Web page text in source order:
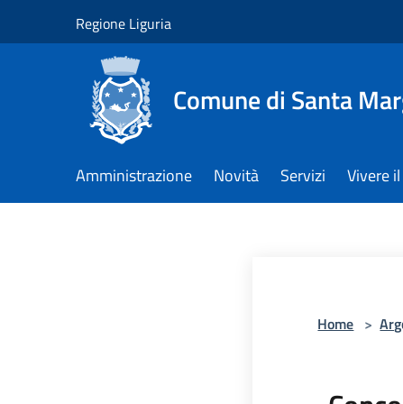
Regione Liguria
Comune di Santa
Amministrazione Novità Servizi Vivere
Home >